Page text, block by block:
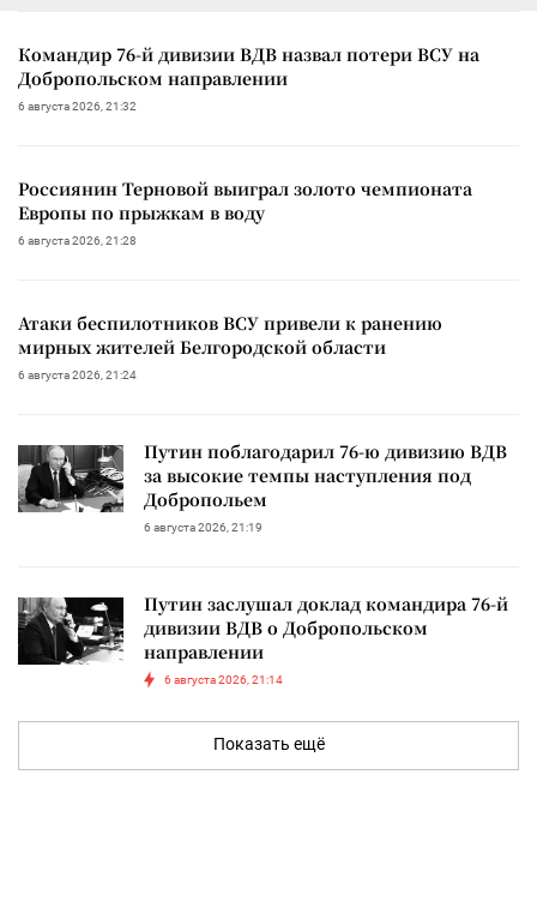
Командир 76-й дивизии ВДВ назвал потери ВСУ на
Добропольском направлении
6 августа 2026, 21:32
Россиянин Терновой выиграл золото чемпионата
Европы по прыжкам в воду
6 августа 2026, 21:28
Атаки беспилотников ВСУ привели к ранению
мирных жителей Белгородской области
6 августа 2026, 21:24
Путин поблагодарил 76-ю дивизию ВДВ
за высокие темпы наступления под
Добропольем
6 августа 2026, 21:19
Путин заслушал доклад командира 76-й
дивизии ВДВ о Добропольском
направлении
6 августа 2026, 21:14
Показать ещё